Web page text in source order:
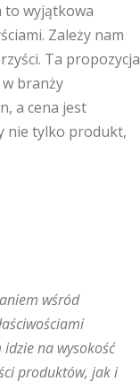
to wyjątkowa
Zależy nam
Ta propozycja
branży
a cena jest
nie tylko produkt,
wśród
na wysokość
produktów, jak i